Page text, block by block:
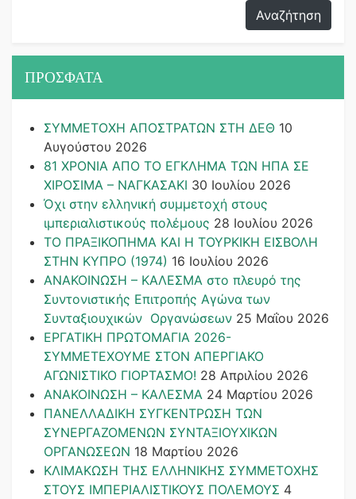
ΠΡΟΣΦΑΤΑ
ΣΥΜΜΕΤΟΧΗ ΑΠΟΣΤΡΑΤΩΝ ΣΤΗ ΔΕΘ 10
Αυγούστου 2026
81 ΧΡΟΝΙΑ ΑΠΟ ΤΟ ΕΓΚΛΗΜΑ ΤΩΝ ΗΠΑ ΣΕ
ΧΙΡΟΣΙΜΑ – ΝΑΓΚΑΣΑΚΙ 30 Ιουλίου 2026
Όχι στην ελληνική συμμετοχή στους
ιμπεριαλιστικούς πολέμους 28 Ιουλίου 2026
ΤΟ ΠΡΑΞΙΚΟΠΗΜΑ ΚΑΙ H ΤΟΥΡΚΙΚΗ ΕΙΣΒΟΛΗ
ΣΤΗΝ ΚΥΠΡΟ (1974) 16 Ιουλίου 2026
ΑΝΑΚΟΙΝΩΣΗ – ΚΑΛΕΣΜΑ στο πλευρό της
Συντονιστικής Επιτροπής Αγώνα των
Συνταξιουχικών Οργανώσεων 25 Μαΐου 2026
ΕΡΓΑΤΙΚΗ ΠΡΩΤΟΜΑΓΙΑ 2026-
ΣΥΜΜΕΤΕΧΟΥΜΕ ΣΤΟΝ ΑΠΕΡΓΙΑΚΟ
ΑΓΩΝΙΣΤΙΚΟ ΓΙΟΡΤΑΣΜΟ! 28 Απριλίου 2026
ΑΝΑΚΟΙΝΩΣΗ – ΚΑΛΕΣΜΑ 24 Μαρτίου 2026
ΠΑΝΕΛΛΑΔΙΚΗ ΣΥΓΚΕΝΤΡΩΣΗ ΤΩΝ
ΣΥΝΕΡΓΑΖΟΜΕΝΩΝ ΣΥΝΤΑΞΙΟΥΧΙΚΩΝ
ΟΡΓΑΝΩΣΕΩΝ 18 Μαρτίου 2026
ΚΛΙΜΑΚΩΣΗ ΤΗΣ ΕΛΛΗΝΙΚΗΣ ΣΥΜΜΕΤΟΧΗΣ
ΣΤΟΥΣ ΙΜΠΕΡΙΑΛΙΣΤΙΚΟΥΣ ΠΟΛΕΜΟΥΣ 4